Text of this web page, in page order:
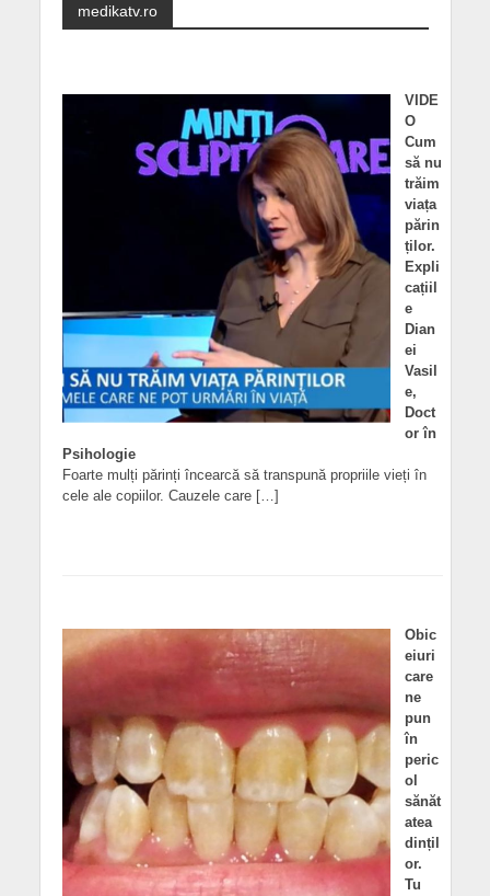
medikatv.ro
VIDE
O
Cum
să nu
trăim
viața
părin
ților.
Expli
cațiil
e
Dian
ei
Vasil
e,
Doct
or în
Psihologie
Foarte mulți părinți încearcă să transpună propriile vieți în
cele ale copiilor. Cauzele care […]
Obic
eiuri
care
ne
pun
în
peric
ol
sănăt
atea
dințil
or.
Tu